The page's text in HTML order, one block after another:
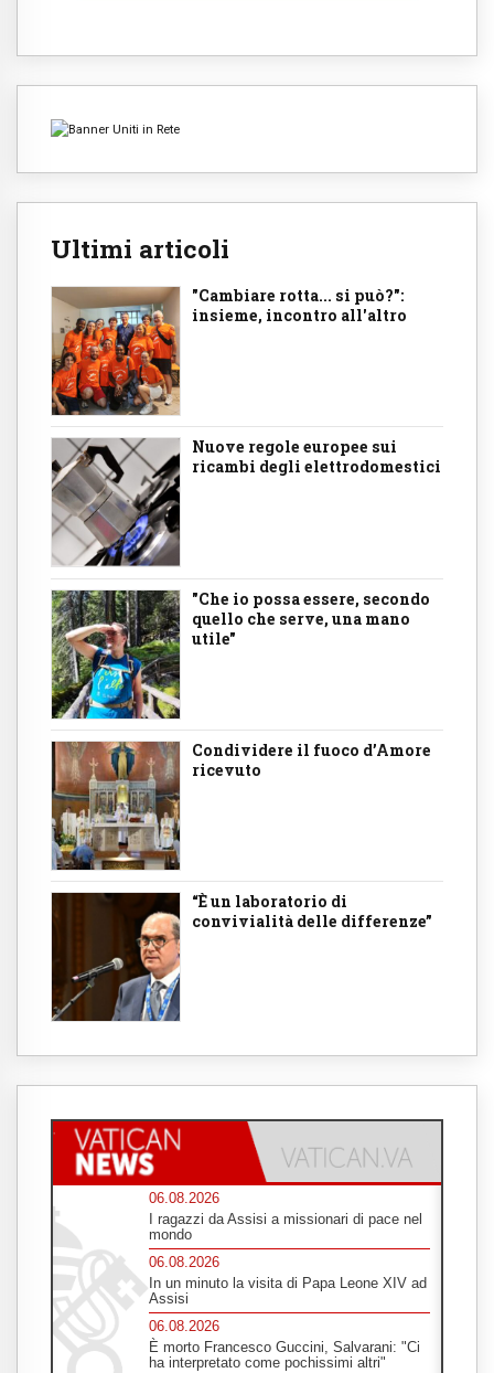
Ultimi articoli
"Cambiare rotta... si può?":
insieme, incontro all'altro
Nuove regole europee sui
ricambi degli elettrodomestici
"Che io possa essere, secondo
quello che serve, una mano
utile"
Condividere il fuoco d’Amore
ricevuto
“È un laboratorio di
convivialità delle differenze”
06.08.2026
I ragazzi da Assisi a missionari di pace nel
mondo
06.08.2026
In un minuto la visita di Papa Leone XIV ad
Assisi
06.08.2026
È morto Francesco Guccini, Salvarani: "Ci
ha interpretato come pochissimi altri"